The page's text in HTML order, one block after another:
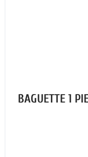
BAGUETTE 1